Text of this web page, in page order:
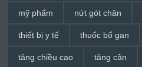
mỹ phẩm nứt gót chân
thiết bị y tế thuốc bổ gan
tăng chiều cao tăng cân